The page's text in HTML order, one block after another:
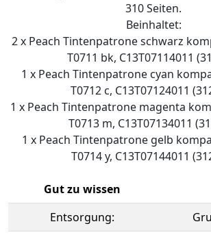
310 Seiten.
Beinhaltet:
2 x Peach Tintenpatrone schwarz
T0711 bk, C13T07114011
1 x Peach Tintenpatrone cyan
T0712 c, C13T07124011
1 x Peach Tintenpatrone magenta
T0713 m, C13T07134011
1 x Peach Tintenpatrone gelb
T0714 y, C13T07144011
Gut zu wissen
Entsorgung: